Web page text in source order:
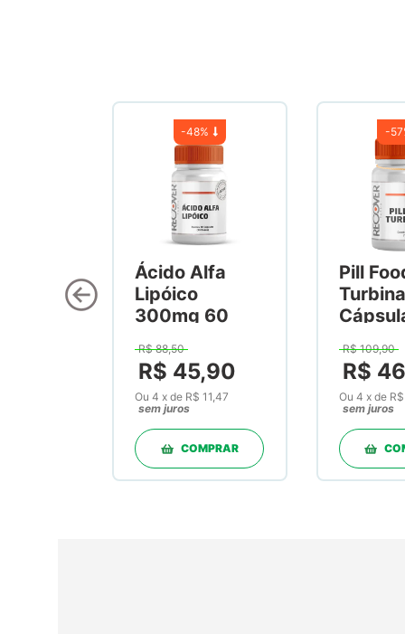
-48%
Ácido Alfa
Lipóico
300mg 60
R$ 88,50
R$ 45,90
Ou4 x de R$ 11,47
sem juros
COMPRAR
-
Pill
R$ 109,90
R$ 46
Ou4 x de
sem juros